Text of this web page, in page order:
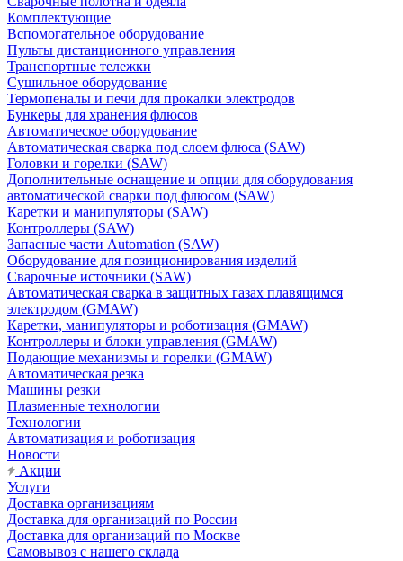
Комплектующие
Вспомогательное оборудование
Пульты дистанционного управления
Транспортные тележки
Сушильное оборудование
Термопеналы и печи для прокалки электродов
Бункеры для хранения флюсов
Автоматическое оборудование
Автоматическая сварка под слоем флюса (SAW)
Головки и горелки (SAW)
Дополнительные оснащение и опции для оборудования
автоматической сварки под флюсом (SAW)
Каретки и манипуляторы (SAW)
Контроллеры (SAW)
Запасные части Automation (SAW)
Оборудование для позиционирования изделий
Сварочные источники (SAW)
Автоматическая сварка в защитных газах плавящимся
электродом (GMAW)
Каретки, манипуляторы и роботизация (GMAW)
Контроллеры и блоки управления (GMAW)
Подающие механизмы и горелки (GMAW)
Автоматическая резка
Машины резки
Плазменные технологии
Технологии
Автоматизация и роботизация
Новости
Акции
Услуги
Доставка организациям
Доставка для организаций по России
Доставка для организаций по Москве
Самовывоз с нашего склада